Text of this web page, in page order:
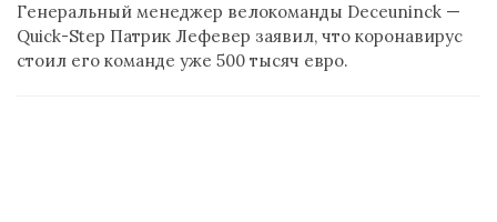
Генеральный менеджер велокоманды Deceuninck —
Quick-Step Патрик Лефевер заявил, что коронавирус
стоил его команде уже 500 тысяч евро.